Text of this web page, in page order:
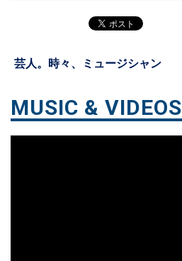
芸人。時々、ミュージシャン
MUSIC & VIDEOS